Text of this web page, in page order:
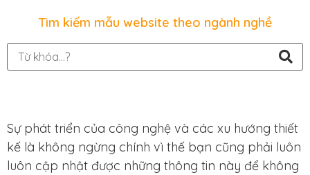
Tìm kiếm mẫu website theo ngành nghề
Sự phát triển của công nghệ và các xu hướng thiết
kế là không ngừng chính vì thế bạn cũng phải luôn
luôn cập nhật được những thông tin này để không